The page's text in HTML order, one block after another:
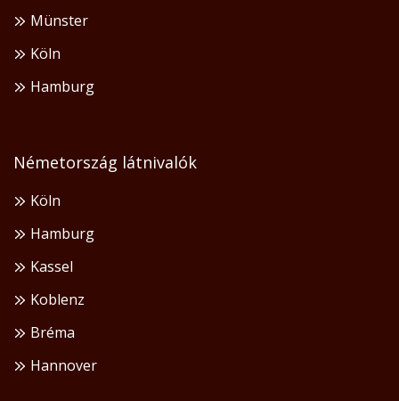
Münster
Köln
Hamburg
Németország látnivalók
Köln
Hamburg
Kassel
Koblenz
Bréma
Hannover